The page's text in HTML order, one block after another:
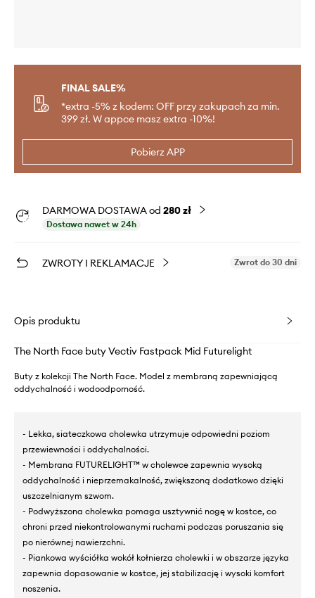
FINAL SALE%
*extra -5% z kodem: OFF przy zakupach za min.
399 zł. W appce masz extra -10%!
Pobierz APP
DARMOWA DOSTAWA od 280 zł
Dostawa nawet w 24h
ZWROTY I REKLAMACJE Zwrot do 30 dni
Opis produktu
The North Face buty Vectiv Fastpack Mid Futurelight
Buty z kolekcji The North Face. Model z membraną zapewniającą
oddychalność i wodoodporność.
- Lekka, siateczkowa cholewka utrzymuje odpowiedni poziom
przewiewności i oddychalności.
- Membrana FUTURELIGHT™ w cholewce zapewnia wysoką
oddychalność i nieprzemakalność, zwiększoną dodatkowo dzięki
uszczelnianym szwom.
- Podwyższona cholewka pomaga usztywnić nogę w kostce, co
chroni przed niekontrolowanymi ruchami podczas poruszania się
po nierównej nawierzchni.
- Piankowa wyściółka wokół kołnierza cholewki i w obszarze języka
zapewnia dopasowanie w kostce, jej stabilizację i wysoki komfort
noszenia.